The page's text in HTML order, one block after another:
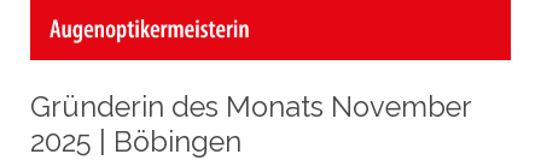
Gründerin des Monats November
2025 | Böbingen